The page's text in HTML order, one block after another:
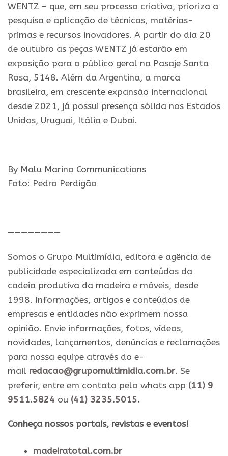
WENTZ – que, em seu processo criativo, prioriza a
pesquisa e aplicação de técnicas, matérias-
primas e recursos inovadores. A partir do dia 20
de outubro as peças WENTZ já estarão em
exposição para o público geral na Pasaje Santa
Rosa, 5148. Além da Argentina, a marca
brasileira, em crescente expansão internacional
desde 2021, já possui presença sólida nos Estados
Unidos, Uruguai, Itália e Dubai.
By Malu Marino Communications
Foto: Pedro Perdigão
————————
Somos o Grupo Multimídia, editora e agência de
publicidade especializada em conteúdos da
cadeia produtiva da madeira e móveis, desde
1998. Informações, artigos e conteúdos de
empresas e entidades não exprimem nossa
opinião. Envie informações, fotos, vídeos,
novidades, lançamentos, denúncias e reclamações
para nossa equipe através do e-
mail redacao@grupomultimidia.com.br. Se
preferir, entre em contato pelo whats app (11) 9
9511.5824 ou (41) 3235.5015.
​Conheça nossos ​portais, revistas e eventos​!
madeiratotal.com.br